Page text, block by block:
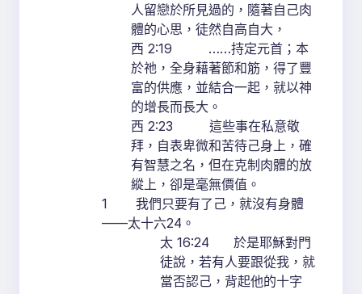
人留戀於所見過的，隨著自己肉
體的心思，徒然自高自大，
西 2:19 ……持定元首；本
於祂，全身藉著節和筋，得了豐
富的供應，並結合一起，就以神
的增長而長大。
西 2:23 這些事在私意敬
拜，自表卑微和苦待己身上，確
有智慧之名，但在克制肉體的放
縱上，卻是毫無價值。
1 我們只要有了己，就沒有身體
——太十六24。
太 16:24 於是耶穌對門
徒說，若有人要跟從我，就
當否認己，背起他的十字